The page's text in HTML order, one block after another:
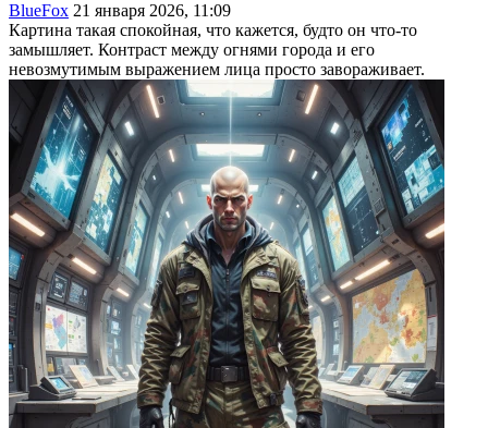
BlueFox 21 января 2026, 11:09
Картина такая спокойная, что кажется, будто он что-то
замышляет. Контраст между огнями города и его
невозмутимым выражением лица просто завораживает.